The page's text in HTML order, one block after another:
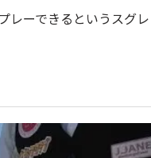
レーできるというスグレ